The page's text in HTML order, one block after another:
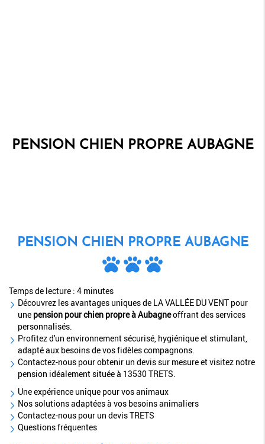
PENSION CHIEN PROPRE AUBAGNE
PENSION CHIEN PROPRE AUBAGNE
Temps de lecture : 4 minutes
Découvrez les avantages uniques de LA VALLÉE DU VENT pour
une pension pour chien propre à Aubagneoffrant des services
personnalisés.
Profitez d'un environnement sécurisé, hygiénique et stimulant,
adapté aux besoins de vos fidèles compagnons.
Contactez-nous pour obtenir un devis sur mesure et visitez notre
pension idéalement située à 13530 TRETS.
Une expérience unique pour vos animaux
Nos solutions adaptées à vos besoins animaliers
Contactez-nous pour un devis TRETS
Questions fréquentes